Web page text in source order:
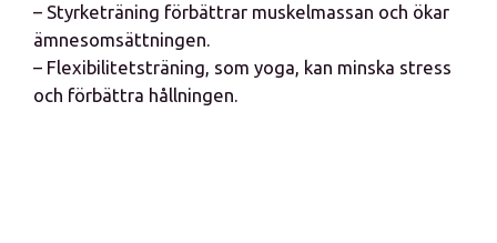
– Styrketräning förbättrar muskelmassan och ökar
ämnesomsättningen.
– Flexibilitetsträning, som yoga, kan minska stress
och förbättra hållningen.